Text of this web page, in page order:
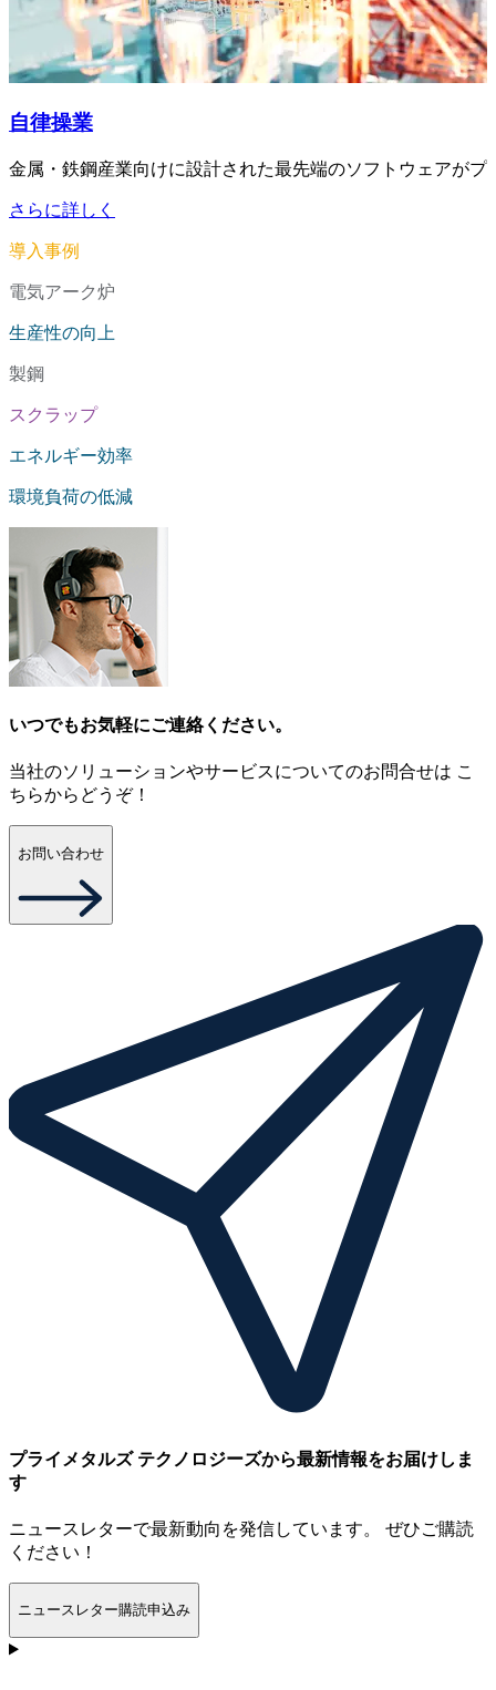
自律操業
金属・鉄鋼産業向けに設計された最先端のソフトウェアがプ
さらに詳しく
導入事例
電気アーク炉
生産性の向上
製鋼
スクラップ
エネルギー効率
環境負荷の低減
いつでもお気軽にご連絡ください。
当社のソリューションやサービスについてのお問合せは こ
ちらからどうぞ！
お問い合わせ
プライメタルズ テクノロジーズから最新情報をお届けしま
す
ニュースレターで最新動向を発信しています。 ぜひご購読
ください！
ニュースレター購読申込み